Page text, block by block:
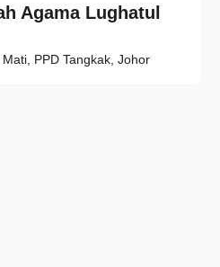
Agama Lughatul
PPD Tangkak, Johor